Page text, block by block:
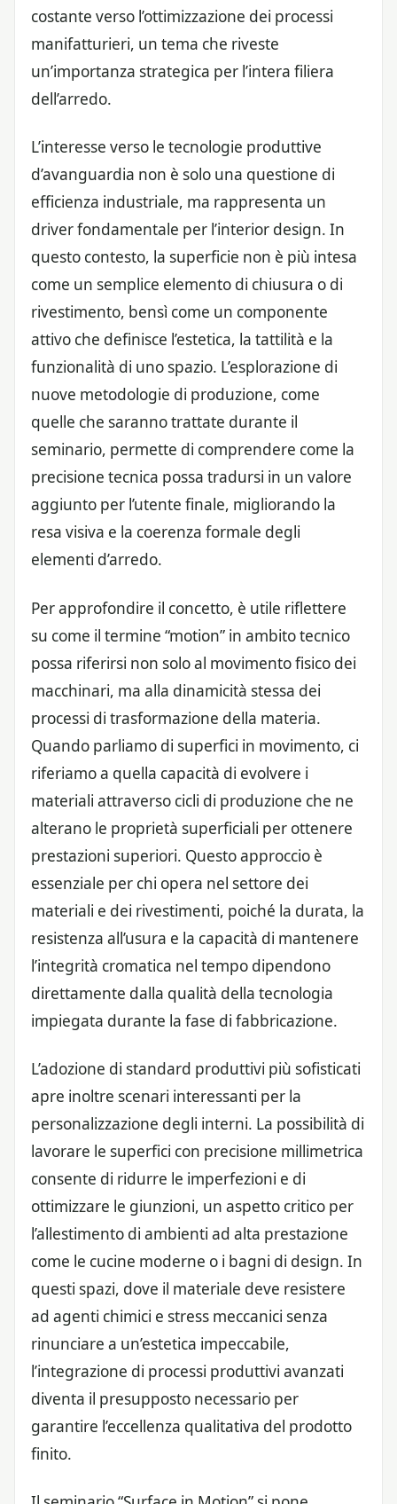
costante verso l’ottimizzazione dei processi
manifatturieri, un tema che riveste
un’importanza strategica per l’intera filiera
dell’arredo.
L’interesse verso le tecnologie produttive
d’avanguardia non è solo una questione di
efficienza industriale, ma rappresenta un
driver fondamentale per l’interior design. In
questo contesto, la superficie non è più intesa
come un semplice elemento di chiusura o di
rivestimento, bensì come un componente
attivo che definisce l’estetica, la tattilità e la
funzionalità di uno spazio. L’esplorazione di
nuove metodologie di produzione, come
quelle che saranno trattate durante il
seminario, permette di comprendere come la
precisione tecnica possa tradursi in un valore
aggiunto per l’utente finale, migliorando la
resa visiva e la coerenza formale degli
elementi d’arredo.
Per approfondire il concetto, è utile riflettere
su come il termine “motion” in ambito tecnico
possa riferirsi non solo al movimento fisico dei
macchinari, ma alla dinamicità stessa dei
processi di trasformazione della materia.
Quando parliamo di superfici in movimento, ci
riferiamo a quella capacità di evolvere i
materiali attraverso cicli di produzione che ne
alterano le proprietà superficiali per ottenere
prestazioni superiori. Questo approccio è
essenziale per chi opera nel settore dei
materiali e dei rivestimenti, poiché la durata, la
resistenza all’usura e la capacità di mantenere
l’integrità cromatica nel tempo dipendono
direttamente dalla qualità della tecnologia
impiegata durante la fase di fabbricazione.
L’adozione di standard produttivi più sofisticati
apre inoltre scenari interessanti per la
personalizzazione degli interni. La possibilità di
lavorare le superfici con precisione millimetrica
consente di ridurre le imperfezioni e di
ottimizzare le giunzioni, un aspetto critico per
l’allestimento di ambienti ad alta prestazione
come le cucine moderne o i bagni di design. In
questi spazi, dove il materiale deve resistere
ad agenti chimici e stress meccanici senza
rinunciare a un’estetica impeccabile,
l’integrazione di processi produttivi avanzati
diventa il presupposto necessario per
garantire l’eccellenza qualitativa del prodotto
finito.